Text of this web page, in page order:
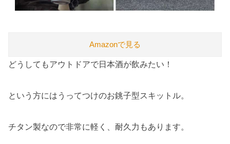
Amazonで見る
どうしてもアウトドアで日本酒が飲みたい！
という方にはうってつけのお銚子型スキットル。
チタン製なので非常に軽く、耐久力もあります。